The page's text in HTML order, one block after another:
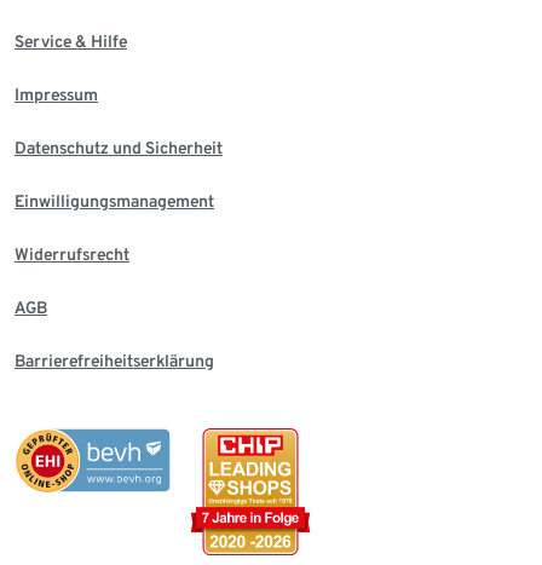
Service & Hilfe
Impressum
Datenschutz und Sicherheit
Einwilligungsmanagement
Widerrufsrecht
AGB
Barrierefreiheitserklärung